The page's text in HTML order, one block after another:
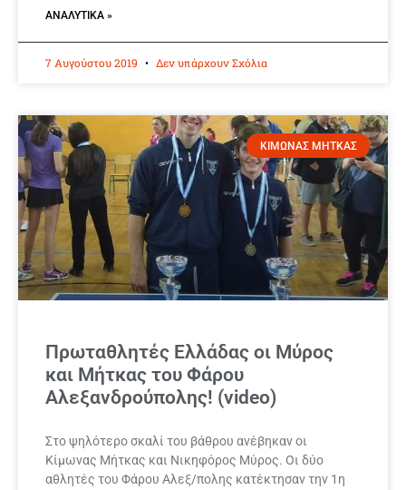
ΑΝΑΛΥΤΙΚΆ »
7 Αυγούστου 2019 Δεν υπάρχουν Σχόλια
ΚΙΜΩΝΑΣ ΜΗΤΚΑΣ
Πρωταθλητές Ελλάδας οι Μύρος
και Μήτκας του Φάρου
Αλεξανδρούπολης! (video)
Στο ψηλότερο σκαλί του βάθρου ανέβηκαν οι
Κίμωνας Μήτκας και Νικηφόρος Μύρος. Οι δύο
αθλητές του Φάρου Αλεξ/πολης κατέκτησαν την 1η